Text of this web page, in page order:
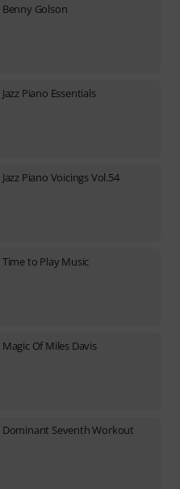
Benny Golson
Jazz Piano Essentials
Jazz Piano Voicings Vol.54
Time to Play Music
Magic Of Miles Davis
Dominant Seventh Workout